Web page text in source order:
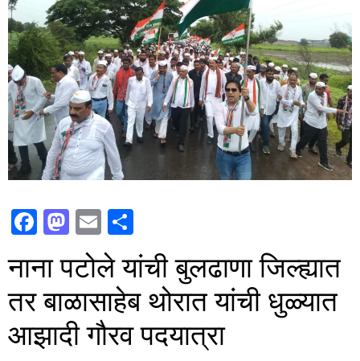
F
c
e
b
o
M
st
o
d
o
E
m
ai
l
h
ar
e
नाना पटोले यांची बुलढाणा जिल्ह्यात
तर बाळासाहेब थोरात यांची धुळ्यात
आझादी गौरव पदयात्रा